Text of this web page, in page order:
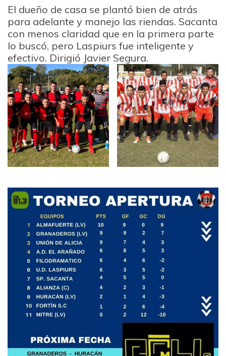
El dueño de casa se plantó bien de atrás
para adelante y manejo las riendas. Sacanta
con menos claridad que en la primera parte
lo buscó, pero Laspiurs fue inteligente y
efectivo. Dirigió Javier Segura.